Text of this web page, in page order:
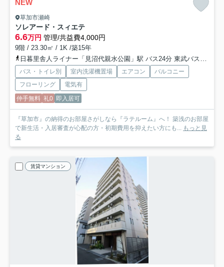
NEW
草加市瀬崎
ソレアード・スィエテ
6.6万円 管理/共益費4,000円
9階 / 23.30㎡ / 1K /築15年
日暮里舎人ライナー「見沼代親水公園」駅 バス24分 東武バス「谷塚駅」 停歩4分
バス・トイレ別 室内洗濯機置場 エアコン
バルコニー
フローリング
電気有
仲手無料 礼0 即入居可
『草加市』の納得のお部屋さがしなら『ラテルーム』へ！ 築浅のお部屋
で新生活・入居審査が心配の方・初期費用を抑えたい方にも... もっと見
る
賃貸マンション